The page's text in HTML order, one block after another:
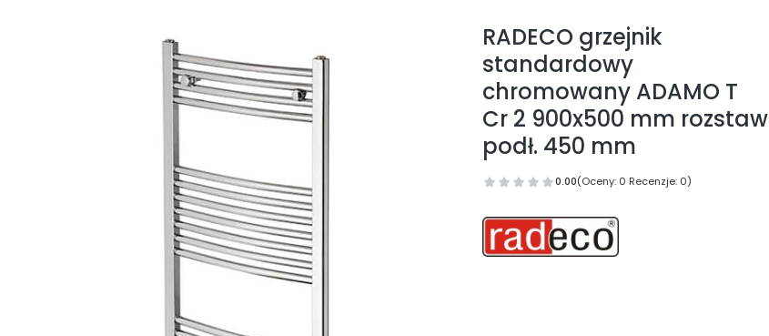
RADECO grzejnik
standardowy
chromowany ADAMO T
Cr 2 900x500 mm rozstaw
podł. 450 mm
0.00(Oceny: 0 Recenzje: 0)